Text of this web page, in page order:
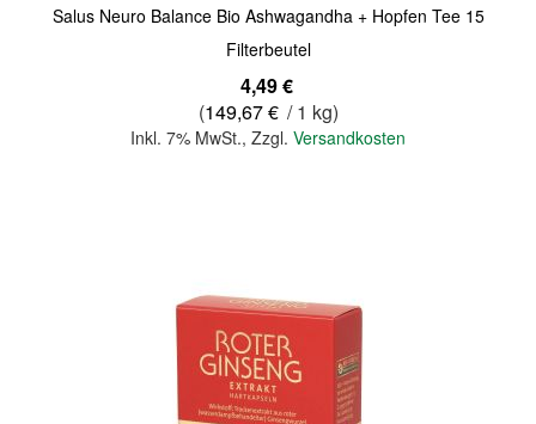
Salus Neuro Balance Bio Ashwagandha + Hopfen Tee 15
Filterbeutel
4,49 €
(149,67 € / 1 kg)
Inkl. 7% MwSt., Zzgl. Versandkosten